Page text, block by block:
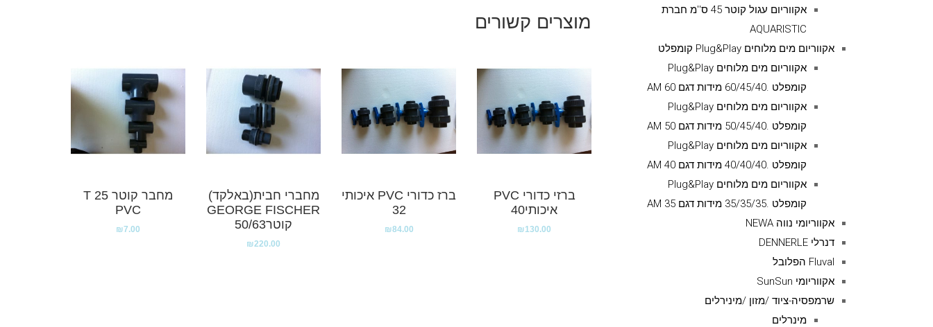
מוצרים קשורים
ברזי כדורי PVC
איכותי40
₪130.00
ברז כדורי PVC איכותי
32
₪84.00
מחברי חבית(באלקד)
GEORGE FISCHER
קוטר50/63
₪220.00
מחבר קוטר 25 T
PVC
₪7.00
אקווריום עגול קוטר 45 ס''מ חברת
AQUARISTIC
אקווריום מים מלוחים Plug&Play קומפלט
אקווריום מים מלוחים Plug&Play
קומפלט .60/45/40 מידות דגם AM 60
אקווריום מים מלוחים Plug&Play
קומפלט .50/45/40 מידות דגם AM 50
אקווריום מים מלוחים Plug&Play
קומפלט .40/40/40 מידות דגם AM 40
אקווריום מים מלוחים Plug&Play
קומפלט .35/35/35 מידות דגם AM 35
אקווריומי נווה NEWA
דנרלי DENNERLE
Fluval הפלובל
אקווריומי SunSun
שרמפסיה-ציוד /מזון /מינירלים
מינרלים